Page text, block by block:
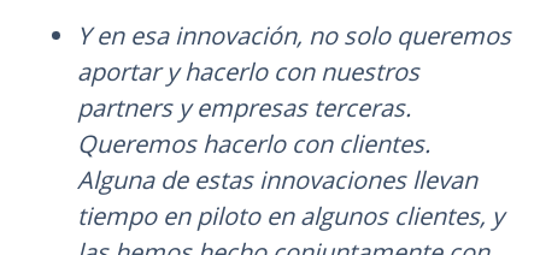
Y en esa innovación, no solo queremos
aportar y hacerlo con nuestros
partners y empresas terceras.
Queremos hacerlo con clientes.
Alguna de estas innovaciones llevan
tiempo en piloto en algunos clientes, y